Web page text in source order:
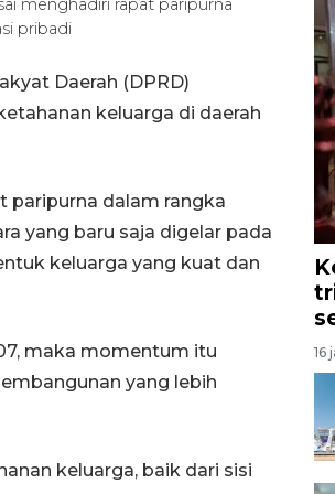
menghadiri rapat paripurna
pribadi
Daerah (DPRD)
keluarga di daerah
paripurna dalam rangka
yang baru saja digelar pada
keluarga yang kuat dan
maka momentum itu
yang lebih
keluarga, baik dari sisi
16